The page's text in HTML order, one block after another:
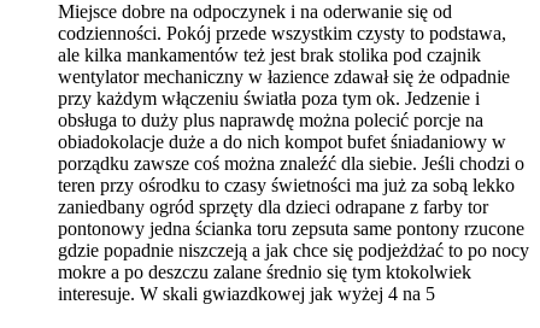
Miejsce dobre na odpoczynek i na oderwanie się od
codzienności. Pokój przede wszystkim czysty to podstawa,
ale kilka mankamentów też jest brak stolika pod czajnik
wentylator mechaniczny w łazience zdawał się że odpadnie
przy każdym włączeniu światła poza tym ok. Jedzenie i
obsługa to duży plus naprawdę można polecić porcje na
obiadokolacje duże a do nich kompot bufet śniadaniowy w
porządku zawsze coś można znaleźć dla siebie. Jeśli chodzi o
teren przy ośrodku to czasy świetności ma już za sobą lekko
zaniedbany ogród sprzęty dla dzieci odrapane z farby tor
pontonowy jedna ścianka toru zepsuta same pontony rzucone
gdzie popadnie niszczeją a jak chce się podjeżdżać to po nocy
mokre a po deszczu zalane średnio się tym ktokolwiek
interesuje. W skali gwiazdkowej jak wyżej 4 na 5